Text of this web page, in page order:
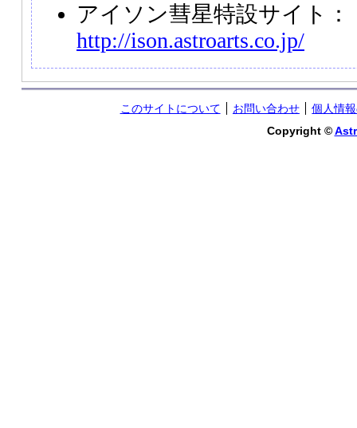
アイソン彗星特設サイト：
http://ison.astroarts.co.jp/
このサイトについて お問い合わせ
個人情
Copyright ©